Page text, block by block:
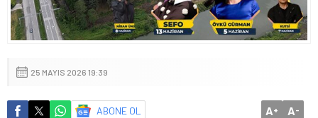
25 MAYIS 2026 19:39
ABONE OL A+ A-